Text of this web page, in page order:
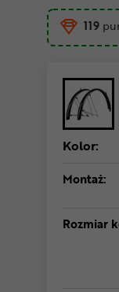
119
Kolor:
Montaż:
Rozmiar